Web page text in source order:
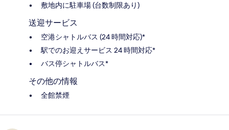
敷地内に駐車場 (台数制限あり)
送迎サービス
空港シャトルバス (24 時間対応)*
駅でのお迎えサービス 24 時間対応*
バス停シャトルバス*
その他の情報
全館禁煙